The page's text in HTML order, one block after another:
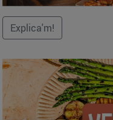
Explica'm!